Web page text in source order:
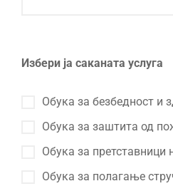
Избери ја саканата услуга
Обука за безбедност и
Обука за заштита од
Обука за претставници
Обука за полагање